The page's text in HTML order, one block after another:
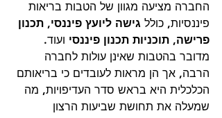
החברה מציעה מגוון של הטבות בריאות
פיננסיות, כולל גישה ליועץ פיננסי, תכנון
פרישה, תוכניות תכנון פיננסי ועוד.
מדובר בהטבות שאינן עולות לחברה
הרבה, אך הן מראות לעובדים כי בריאותם
הכלכלית היא בראש סדר העדיפויות, מה
שמעלה את תחושת שביעות הרצון